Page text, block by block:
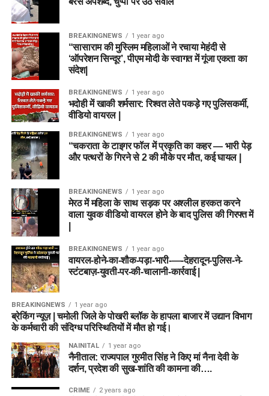
BREAKINGNEWS 1 year ago
“सासाराम की मुस्लिम महिलाओं ने रचाया मेहंदी से
‘ऑपरेशन सिन्दूर’, पीएम मोदी के स्वागत में गूंजा एकता का
संदेश|
BREAKINGNEWS 1 year ago
भदोही में खाकी शर्मसार: रिश्वत लेते पकड़े गए पुलिसकर्मी,
वीडियो वायरल |
BREAKINGNEWS 1 year ago
“चकराता के टाइगर फॉल में प्रकृति का कहर — भारी पेड़
और पत्थरों के गिरने से 2 की मौके पर मौत, कई घायल |
BREAKINGNEWS 1 year ago
मेरठ में महिला के साथ सड़क पर अश्लील हरकत करने
वाला युवक वीडियो वायरल होने के बाद पुलिस की गिरफ्त में
BREAKINGNEWS 1 year ago
वायरल-होने-का-शौक-पड़ा-भारी-—-देहरादून-पुलिस-ने-
स्टंटबाज़-युवती-पर-की-चालानी-कार्रवाई |
BREAKINGNEWS 1 year ago
ब्रेकिंग न्यूज़ | चमोली जिले के पोखरी ब्लॉक के हापला बाजार में उद्यान विभाग
के कर्मचारी की संदिग्ध परिस्थितियों में मौत हो गई।
NAINITAL 1 year ago
नैनीताल: राज्यपाल गुरमीत सिंह ने किए मां नैना देवी के
दर्शन, प्रदेश की सुख-शांति की कामना की….
CRIME 2 years ago